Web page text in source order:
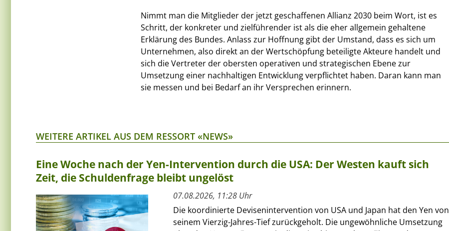
Nimmt man die Mitglieder der jetzt geschaffenen Allianz 2030 beim Wort, ist es
Schritt, der konkreter und zielführender ist als die eher allgemein gehaltene
Erklärung des Bundes. Anlass zur Hoffnung gibt der Umstand, dass es sich um
Unternehmen, also direkt an der Wertschöpfung beteiligte Akteure handelt und
sich die Vertreter der obersten operativen und strategischen Ebene zur
Umsetzung einer nachhaltigen Entwicklung verpflichtet haben. Daran kann man
sie messen und bei Bedarf an ihr Versprechen erinnern.
WEITERE ARTIKEL AUS DEM RESSORT «NEWS»
Eine Woche nach der Yen-Intervention durch die USA: Der Westen kauft sich
Zeit, die Schuldenfrage bleibt ungelöst
07.08.2026, 11:28 Uhr
Die koordinierte Devisenintervention von USA und Japan hat den Yen von
seinem Vierzig-Jahres-Tief zurückgeholt. Die ungewöhnliche Umsetzung